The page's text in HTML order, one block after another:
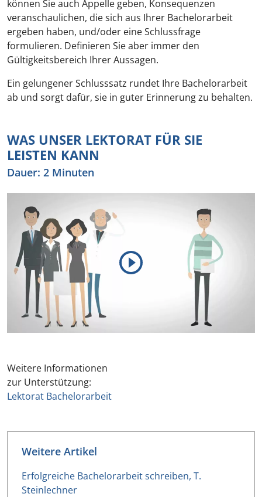
können Sie auch Appelle geben, Konsequenzen
veranschaulichen, die sich aus Ihrer Bachelorarbeit
ergeben haben, und/oder eine Schlussfrage
formulieren. Definieren Sie aber immer den
Gültigkeitsbereich Ihrer Aussagen.
Ein gelungener Schlusssatz rundet Ihre Bachelorarbeit
ab und sorgt dafür, sie in guter Erinnerung zu behalten.
WAS UNSER LEKTORAT FÜR SIE
LEISTEN KANN
Dauer: 2 Minuten
Weitere Informationen
zur Unterstützung:
Lektorat Bachelorarbeit
Weitere Artikel
Erfolgreiche Bachelorarbeit schreiben, T.
Steinlechner